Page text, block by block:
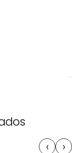
‹ ›